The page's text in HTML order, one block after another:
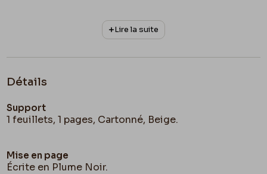
Lire la suite
Détails
Support
1 feuillets, 1 pages, Cartonné, Beige.
Mise en page
Écrite en Plume Noir.